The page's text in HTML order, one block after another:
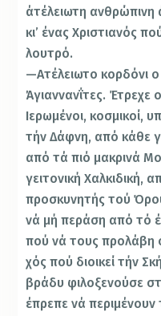
άτέλειωτη ανθρώπινη
κι’ ένας Χριστιανός
λουτρό.
—Ατέλειωτο κορδόνι
Άγιαννανΐτες.
Ιε­ρωμένοι, κοσμικοί,
τήν Δάφνη, από κάθε
από τά πιό μακρινά
γειτονική Χαλκιδική,
προσκυνητής τού
νά μή περάση από τό
πού νά τους προλάβη
χός πού διοικεί τήν
βράδυ φιλοξενούσε
έπρεπε νά περιμένουν